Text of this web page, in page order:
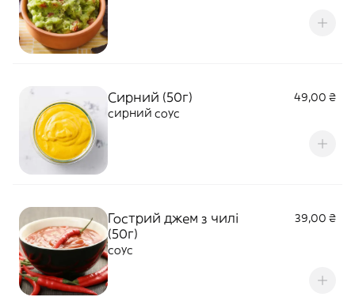
Сирний (50г)
49,00 ₴
сирний соус
Гострий джем з чилі
(50г)
39,00 ₴
соус